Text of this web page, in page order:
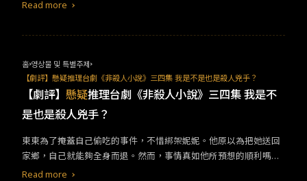
團團包圍。沒想到，當初第一個找上門來的中文老師敏慧並不是殺
手同夥，而是智安的救兵。她在智安及正民被攻擊到無處遁逃的時
候，及時現身！她的出現，讓我們對於智安的處境稍微放了心；不
過，這同時也讓人更好奇這些殺手們「殺」與「不殺」智安的原
因。 雖然第三集的打鬥場面十分精彩，但情節多數只是第一集序場
的擴寫，劇情實際是毫無進展。幸好，第三集末智安與正民為了躲
避追殺，成功進入進灣的秘密基地「購物中心」，距離進灣埋藏的
Read more
홈 영상물 및 특별주제
【劇評】懸疑推理台劇《非殺人小說》三四集 我是不是也是殺人兇手？
【劇評】 懸疑推理台劇《非殺人小說》三四集 我是不
是也是殺人兇手？
東東為了掩蓋自己偷吃的事件，不惜綁架妮妮。他原以為把她送回
家鄉，自己就能夠全身而退。然而，事情真如他所預想的順利嗎？
圖取自CATCHPLAY+妮妮發現了他的計謀，因此拒絕了偷渡返家的
Read more